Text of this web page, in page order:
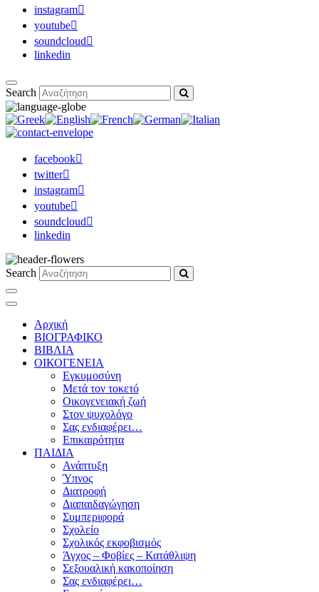
instagram
youtube
soundcloud
linkedin
Search
facebook
twitter
instagram
youtube
soundcloud
linkedin
Search
Αρχική
ΒΙΟΓΡΑΦΙΚΟ
ΒΙΒΛΙΑ
ΟΙΚΟΓΕΝΕΙΑ
Εγκυμοσύνη
Μετά τον τοκετό
Οικογενειακή ζωή
Στον ψυχολόγο
Σας ενδιαφέρει…
Επικαιρότητα
ΠΑΙΔΙΑ
Ανάπτυξη
Ύπνος
Διατροφή
Διαπαιδαγώγηση
Συμπεριφορά
Σχολείο
Σχολικός εκφοβισμός
Άγχος – Φοβίες – Κατάθλιψη
Σεξουαλική κακοποίηση
Σας ενδιαφέρει…